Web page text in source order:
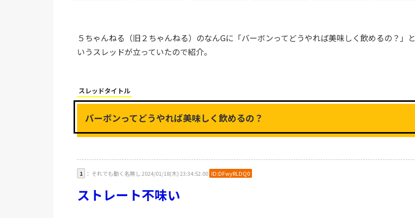
５ちゃんねる（旧２ちゃんねる）のなんGに「バーボンってどうやれば美味しく飲めるの？」と
いうスレッドが立っていたので紹介。
スレッドタイトル
バーボンってどうやれば美味しく飲めるの？
1 ： それでも動く名無し 2024/01/18(木) 23:34:52.00 ID:DFwyRLDQ0
ストレート不味い